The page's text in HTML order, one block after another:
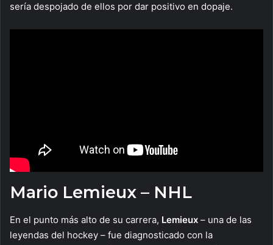
sería despojado de ellos por dar positivo en dopaje.
Mario Lemieux – NHL
En el punto más alto de su carrera, Lemieux – una de las
leyendas del hockey – fue diagnosticado con la